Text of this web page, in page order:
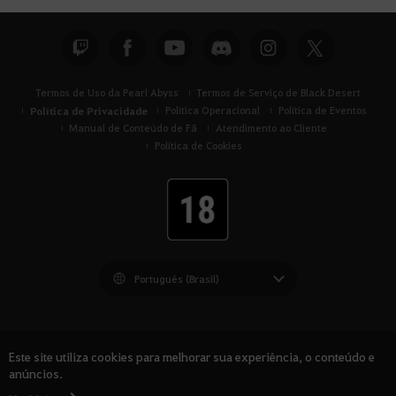
Termos de Uso da Pearl Abyss Termos de Serviço de Black Desert
Política de Privacidade Política Operacional
Política de Eventos
Manual de Conteúdo de Fã
Atendimento ao Cliente
Política de Cookies
Black Desert -
Este site utiliza cookies para melhorar sua experiência, o conteúdo e
anúncios.